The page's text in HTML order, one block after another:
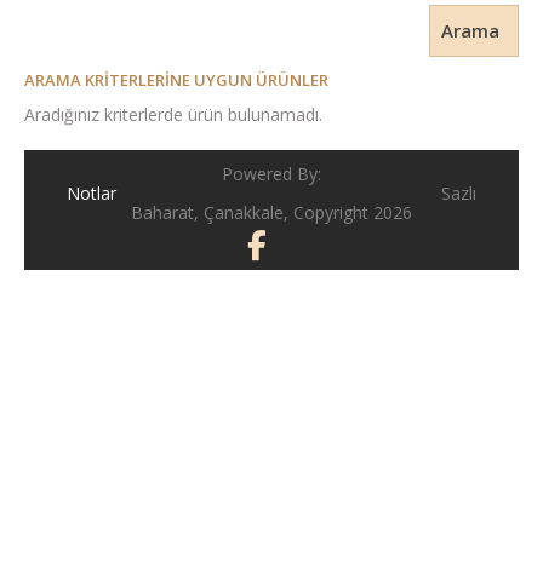
Arama
ARAMA KRITERLERINE UYGUN ÜRÜNLER
Aradığınız kriterlerde ürün bulunamadı.
Powered By:
Notlar Sazlı
Baharat, Çanakkale, Copyright 2026